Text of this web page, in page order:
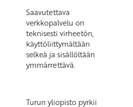
Saavutettava
verkkopalvelu on
teknisesti virheetön,
käyttöliittymältään
selkeä ja sisällöltään
ymmärrettävä.
Turun yliopisto pyrkii